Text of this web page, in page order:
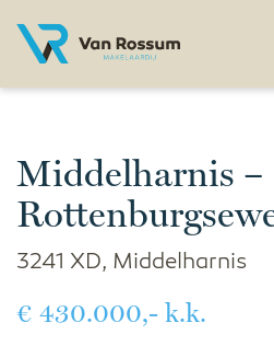
Middelharnis –
3241 XD, Middelharnis
€ 430.000,- k.k.